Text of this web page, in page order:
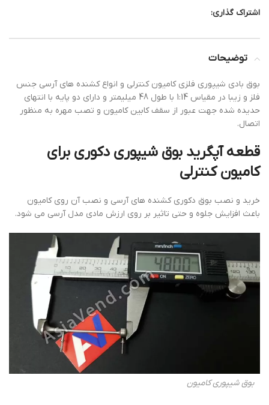
اشتراک گذاری:
توضیحات
بوق بادی شیپوری فلزی کامیون کنترلی و انواع کشنده های آرسی جنس
فلز و زیبا در مقیاس 1:14 با طول 48 میلیمتر و دارای دو پایه با انتهای
حدیده شده جهت عبور از سقف کابین کامیون و تصب مهره به منظور
اتصال.
قطعه آپگرید بوق شیپوری دکوری برای
کامیون کنترلی
خرید و نصب بوق دکوری کشنده های آرسی و نصب آن روی کامیون
باعث افزایش جلوه و حتی تاثیر بر روی ارزش مادی مدل آرسی می شود.
بوق شیپوری کامیون